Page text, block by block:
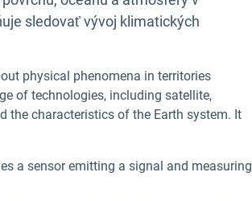
sledovať vývoj klimatických
physical phenomena in territories
of technologies, including satellite,
the characteristics of the Earth system. It
a sensor emitting a signal and measuring